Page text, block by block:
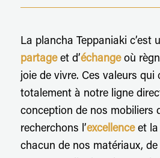
La plancha Teppaniaki c’est
partageet d’échangeoù
joie de vivre. Ces valeurs qui
totalement à notre ligne
conception de nos mobiliers
recherchons l’excellenceet la
chacun de nos matériaux,